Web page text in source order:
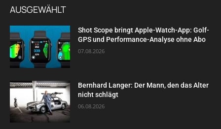
AUSGEWÄHLT
Shot Scope bringt Apple-Watch-App: Golf-
GPS und Performance-Analyse ohne Abo
07.08.2026
Bernhard Langer: Der Mann, den das Alter
nicht schlägt
06.08.2026